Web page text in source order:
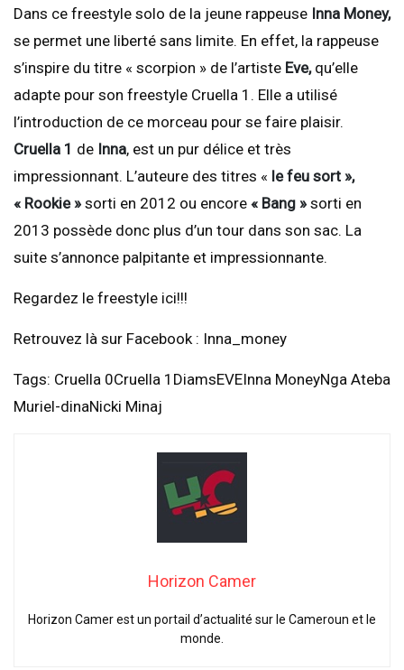
Dans ce freestyle solo de la jeune rappeuse Inna Money,
se permet une liberté sans limite. En effet, la rappeuse
s’inspire du titre « scorpion » de l’artiste Eve,qu’elle
adapte pour son freestyle Cruella 1. Elle a utilisé
l’introduction de ce morceau pour se faire plaisir.
Cruella 1 de Inna, est un pur délice et très
impressionnant. L’auteure des titres « le feu sort »,
« Rookie » sorti en 2012 ou encore « Bang » sorti en
2013 possède donc plus d’un tour dans son sac. La
suite s’annonce palpitante et impressionnante.
Regardez le freestyle ici!!!
Retrouvez là sur Facebook : Inna_money
Tags: Cruella 0Cruella 1DiamsEVEInna MoneyNga Ateba
Muriel-dinaNicki Minaj
Horizon Camer
Horizon Camer est un portail d’actualité sur le Cameroun et le
monde.